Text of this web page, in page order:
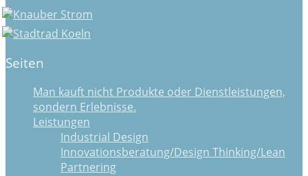
Seiten
Man kauft nicht Produkte oder Dienstleistungen,
sondern Erlebnisse.
Leistungen
Industrial Design
Innovationsberatung/Design Thinking/Lean
Partnering